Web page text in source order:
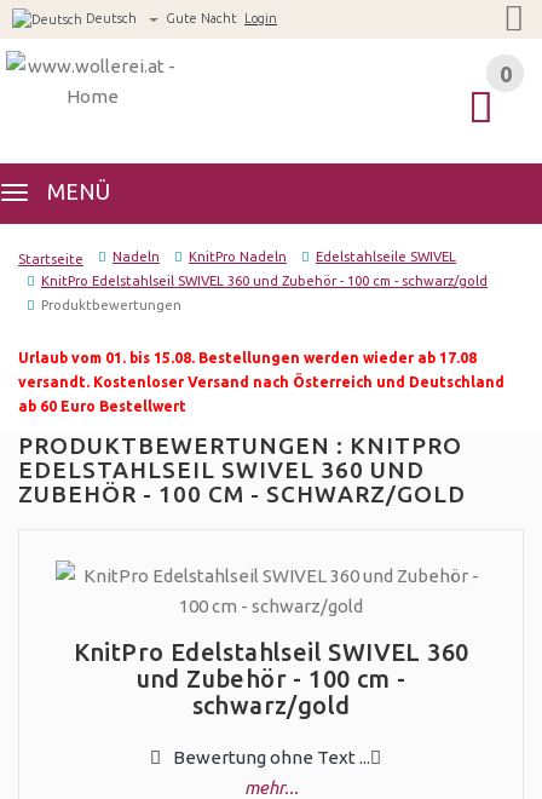
Deutsch Gute Nacht Login
0
MENÜ
0
Startseite Nadeln KnitPro Nadeln
Edelstahlseile SWIVEL
KnitPro Edelstahlseil SWIVEL 360 und Zubehör - 100 cm - schwarz/gold
Produktbewertungen
Urlaub vom 01. bis 15.08. Bestellungen werden wieder ab 17.08
versandt. Kostenloser Versand nach Österreich und Deutschland
ab 60 Euro Bestellwert
PRODUKTBEWERTUNGEN : KNITPRO
EDELSTAHLSEIL SWIVEL 360 UND
ZUBEHÖR - 100 CM - SCHWARZ/GOLD
KnitPro Edelstahlseil SWIVEL 360
und Zubehör - 100 cm -
schwarz/gold
Bewertung ohne Text ...
mehr...